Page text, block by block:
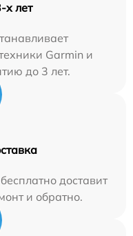
х лет
Garmin и
до 3 лет.
доставит
и обратно.